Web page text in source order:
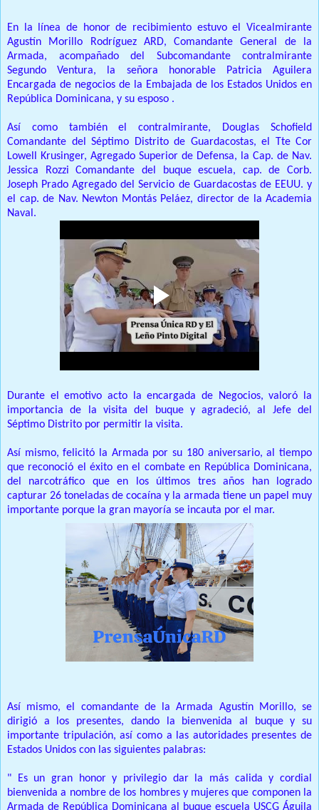
En la línea de honor de recibimiento estuvo el Vicealmirante
Agustín Morillo Rodríguez ARD, Comandante General de la
Armada, acompañado del Subcomandante contralmirante
Segundo Ventura, la señora honorable Patricia Aguilera
Encargada de negocios de la Embajada de los Estados Unidos en
República Dominicana, y su esposo .
Así como también el contralmirante, Douglas Schofield
Comandante del Séptimo Distrito de Guardacostas, el Tte Cor
Lowell Krusinger, Agregado Superior de Defensa, la Cap. de Nav.
Jessica Rozzi Comandante del buque escuela, cap.de Corb.
Joseph Prado Agregado del Servicio de Guardacostas de EEUU. y
el cap. de Nav. Newton Montás Peláez, director de la Academia
Naval.
Durante el emotivo acto la encargada de Negocios, valoró la
importancia de la visita del buque y agradeció, al Jefe del
Séptimo Distrito por permitir la visita.
Así mismo, felicitó la Armada por su 180 aniversario, al tiempo
que reconoció el éxito en el combate en República Dominicana,
del narcotráfico que en los últimos tres años han logrado
capturar 26 toneladas de cocaína y la armada tiene un papel muy
importante porque la gran mayoría se incauta por el mar.
Así mismo, el comandante de la Armada Agustín Morillo, se
dirigió a los presentes, dando la bienvenida al buque y su
importante tripulación, así como a las autoridades presentes de
Estados Unidos con las siguientes palabras:
" Es un gran honor y privilegio dar la más calida y cordial
bienvenida a nombre de los hombres y mujeres que componen la
Armada de República Dominicana al buque escuela USCG Águila